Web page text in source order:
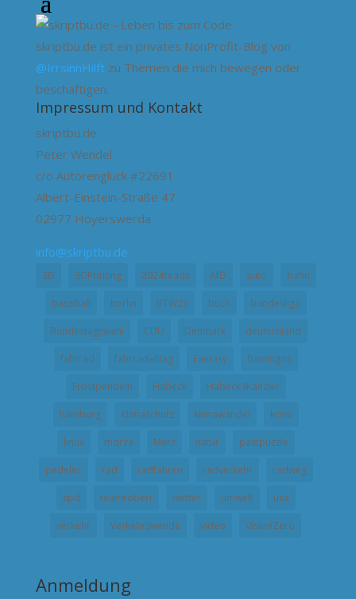
skriptbu.de ist ein privates NonProfit-Blog von
@IrrsinnHilftzu Themen die mich bewegen oder
beschäftigen.
Impressum und Kontakt
skriptbu.de
Peter Wendel
c/o Autorenglück #22691
Albert-Einstein-Straße 47
02977 Hoyerswerda
info@skriptbu.de
3D 3DPrinting 2024reads AfD auto bahn
baseball berlin BTW25 buch bundesliga
Bundestagswahl CDU Denmark deutschland
fahrrad fahrradalltag Fantasy flamingos
Frostpendeln Habeck Habeck4Kanzler
hamburg Klimaschutz klimawandel krimi
linux mdrza Merz natur pastpuzzle
pedelec rad radfahren radverkehr radweg
spd teamrobert twitter umwelt usa
verkehr Verkehrswende video VisionZero
Anmeldung